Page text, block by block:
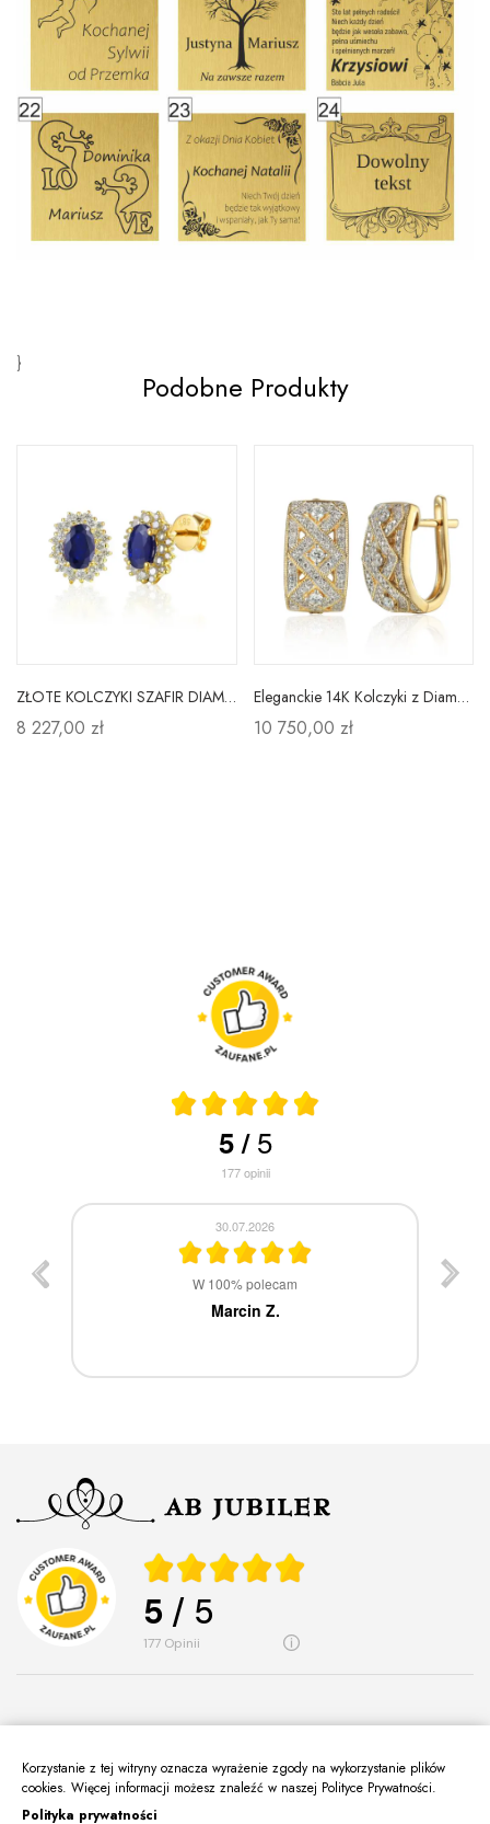
}
Podobne Produkty
ZŁOTE KOLCZYKI SZAFIR DIAMENTY SZTYFT PRÓBA 585
8 227,00 zł
Eleganckie 14K Kolczyki z Diamentami Angielskie
10 750,00 zł
5/5
177opinii
30.07.2026
W 100% polecam
Marcin Z.
5 / 5
177 opinii
O Nas
Korzystanie z tej witryny oznacza wyrażenie zgody na wykorzystanie plików
cookies. Więcej informacji możesz znaleźć w naszej Polityce Prywatności.
Polityka prywatności